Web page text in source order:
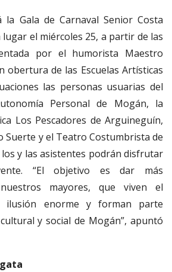
la Gala de Carnaval Senior Costa
el miércoles 25, a partir de las
por el humorista Maestro
obertura de las Escuelas Artísticas
las personas usuarias del
Personal de Mogán, la
Los Pescadores de Arguineguín,
Suerte y el Teatro Costumbrista de
los y las asistentes podrán disfrutar
“El objetivo es dar más
mayores, que viven el
ilusión enorme y forman parte
y social de Mogán”, apuntó